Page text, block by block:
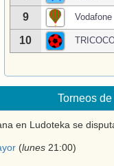
9 Vodafone
10
Torneos
en Ludoteka se
(lunes 21:00)